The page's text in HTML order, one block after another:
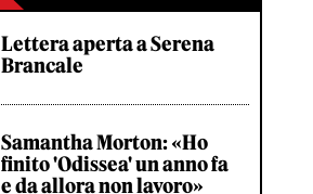
Lettera aperta a Serena
Brancale
Samantha Morton: «Ho
finito 'Odissea' un anno fa
e da allora non lavoro»